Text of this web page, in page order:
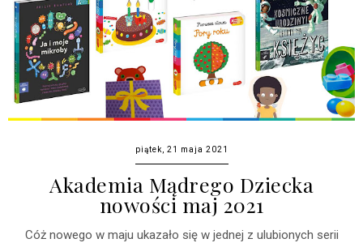
piątek, 21 maja 2021
Akademia Mądrego Dziecka
nowości maj 2021
Cóż nowego w maju ukazało się w jednej z ulubionych serii